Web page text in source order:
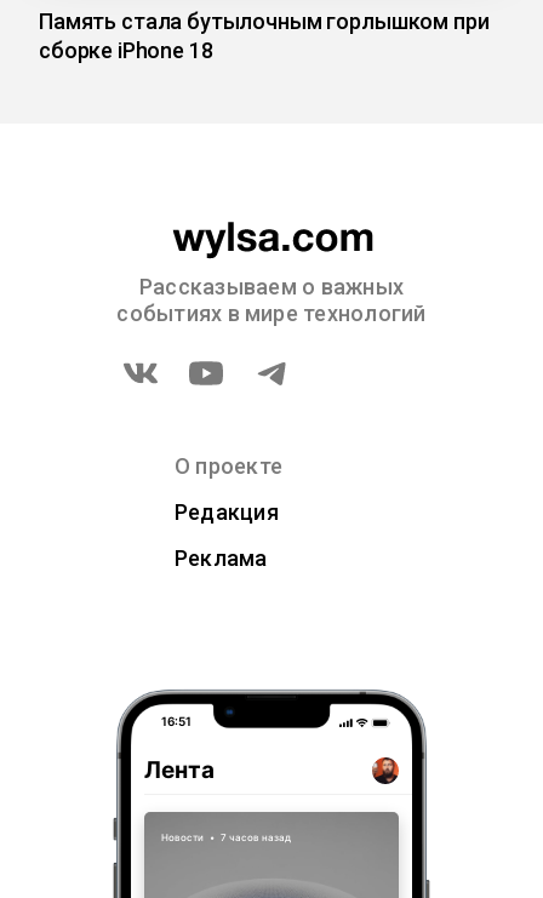
Память стала бутылочным горлышком при
сборке iPhone 18
Рассказываем о важных
событиях в мире технологий
О проекте
Редакция
Реклама
16:51
Лента
Новости • 7 часов назад